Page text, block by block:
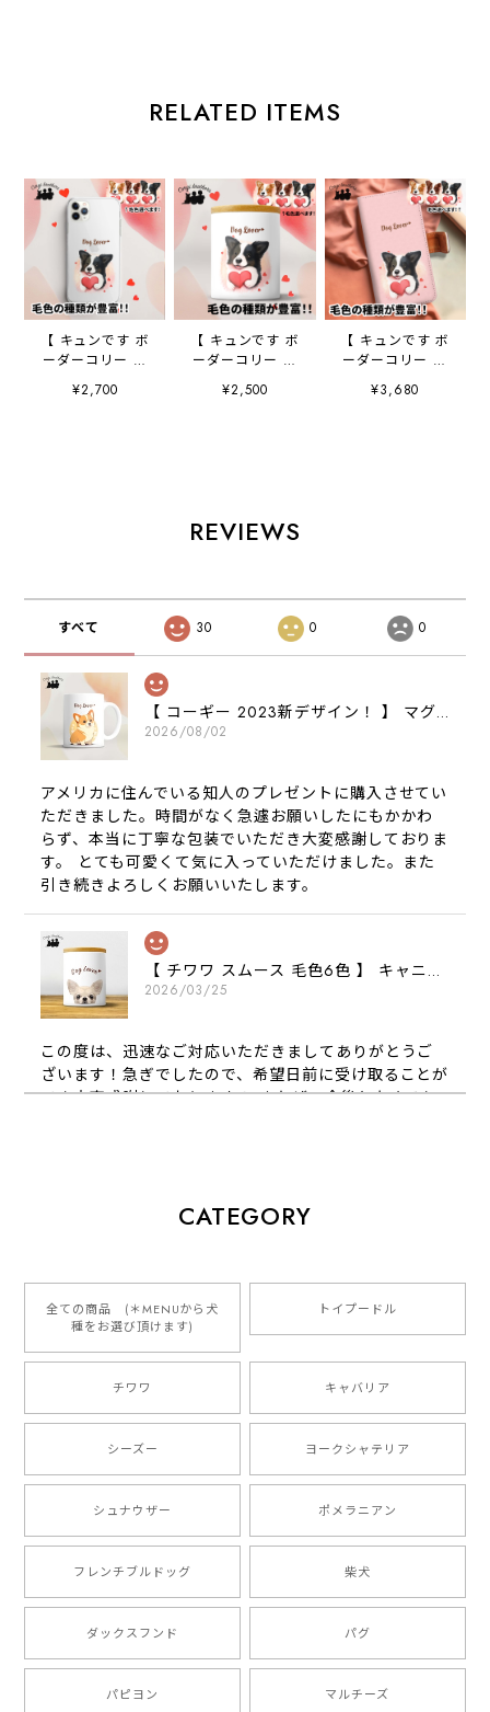
RELATED ITEMS
【 キュンです ボ
ーダーコリー 】
スマホケース ク
リアソフトケー
¥2,700
【 キュンです ボ
ーダーコリー 】
キャニスター 保
存容器 お家用
¥2,500
【 キュンです ボ
ーダーコリー 】
手帳 スマホケー
ス 犬 うちの
¥3,680
REVIEWS
すべて 30 0 0
【 コーギー 2023新デザイン！ 】 マグカップ お家用 プレゼント 犬 うちの子 犬グッズ ギフト
2026/08/02
アメリカに住んでいる知人のプレゼントに購入させてい
ただきました。時間がなく急遽お願いしたにもかかわ
らず、本当に丁寧な包装でいただき大変感謝しておりま
す。 とても可愛くて気に入っていただけました。また
引き続きよろしくお願いいたします。
【 チワワ スムース 毛色6色 】 キャニスター 保存容器 お家用 プレゼント 犬 ペット うちの子 犬グッズ
2026/03/25
この度は、迅速なご対応いただきましてありがとうご
ざいます！急ぎでしたので、希望日前に受け取ることが
でき大変感謝しております！ またぜひ今後ともよろし
2026/01/16
とっても可愛くて、わんちゃんの名前や電話番号も分か
りやすくて最高です！ ありがとうございました❁⃘*.ﾟ
ご縁がありましたら、またよろしくお願いいたします。
【 自然に囲まれた ダックスフンド 】 キャニスター 保存容器 お家用 プレゼント 犬 ペット うちの子 犬グッズ
【 ボーダーコリー 水彩画風 毛色4色 】 手帳 スマホケース 犬 うちの子 iPhone & Android
ったです。 ご連絡が取りづらい点だけ少し不安になり
ましたが、商品の素敵さでチャラです。 本当に可愛
い。ありがとうございます。
CATEGORY
全ての商品 (＊MENUから犬
種をお選び頂けます)
トイプードル
チワワ キャバリア
シーズー ヨークシャテリア
シュナウザー ポメラニアン
フレンチブルドッグ 柴犬
ダックスフンド パグ
パピヨン マルチーズ